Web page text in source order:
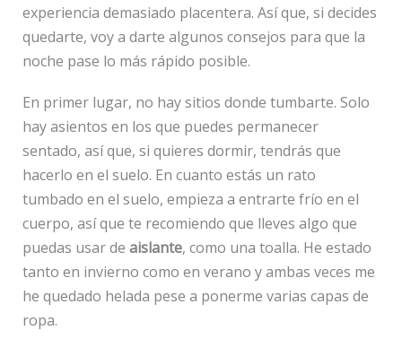
experiencia demasiado placentera. Así que, si decides
quedarte, voy a darte algunos consejos para que la
noche pase lo más rápido posible.
En primer lugar, no hay sitios donde tumbarte. Solo
hay asientos en los que puedes permanecer
sentado, así que, si quieres dormir, tendrás que
hacerlo en el suelo. En cuanto estás un rato
tumbado en el suelo, empieza a entrarte frío en el
cuerpo, así que te recomiendo que lleves algo que
puedas usar de aislante, como una toalla. He estado
tanto en invierno como en verano y ambas veces me
he quedado helada pese a ponerme varias capas de
ropa.